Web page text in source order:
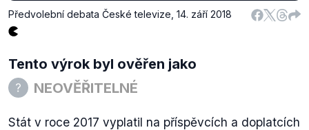
Předvolební debata České televize 14. září 2018
Tento výrok byl ověřen jako
NEOVĚŘITELNÉ
Stát v roce 2017 vyplatil na příspěvcích a doplatcích